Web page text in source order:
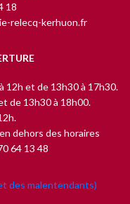
18
relecq-kerhuon.fr
12h et de 13h30 à 17h30.
de 13h30 à 18h00.
dehors des horaires
64 13 48
des malentendants)